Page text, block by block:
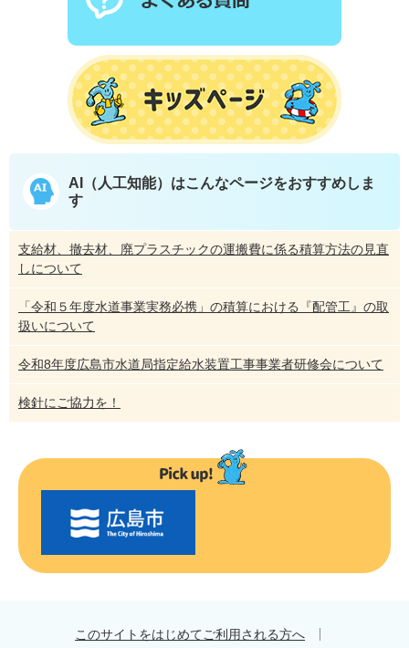
AI（人工知能）はこんなページをおすすめしま
す
支給材、撤去材、廃プラスチックの運搬費に係る積算方法の見直
しについて
「令和５年度水道事業実務必携」の積算における『配管工』の取
扱いについて
令和8年度広島市水道局指定給水装置工事事業者研修会について
検針にご協力を！
このサイトをはじめてご利用される方へ